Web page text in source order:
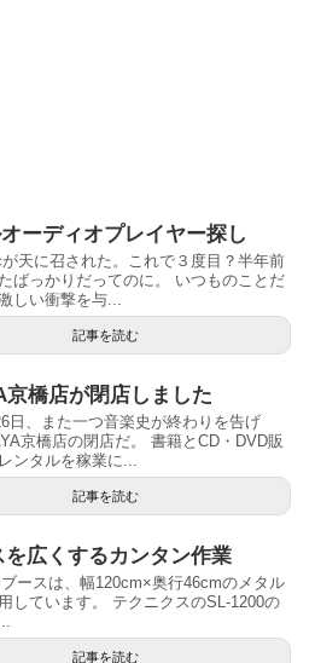
ーディオプレイヤー探し
天に召された。これで３度目？半年前
ばっかりだってのに。 いつものことだ
しい衝撃を与...
記事を読む
京橋店が閉店しました
日、また一つ音楽史が終わりを告げ
京橋店の閉店だ。 書籍とCD・DVD販
ンタルを稼業に...
記事を読む
を広くするカンタン作業
ースは、幅120cm×奥行46cmのメタル
しています。 テクニクスのSL-1200の
記事を読む